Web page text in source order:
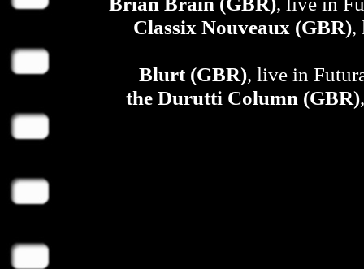
Classix Nouveaux (GBR),
Blurt (GBR), live in
the Durutti Column (GBR)